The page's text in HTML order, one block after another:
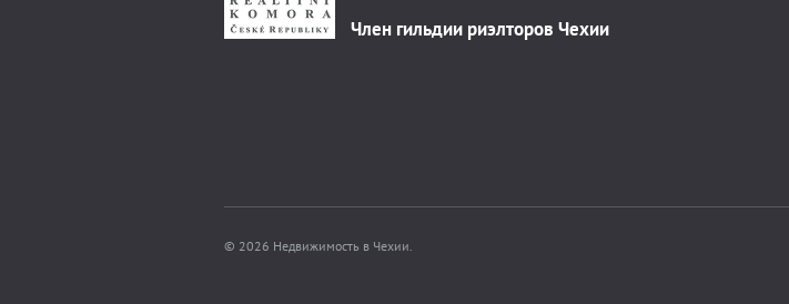
Член гильдии риэлторов Чехии
© 2026 Недвижимость в Чехии.